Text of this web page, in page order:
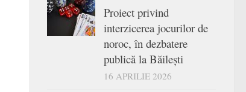
Proiect privind
interzicerea jocurilor de
noroc, în dezbatere
publică la Băilești
16 APRILIE 2026